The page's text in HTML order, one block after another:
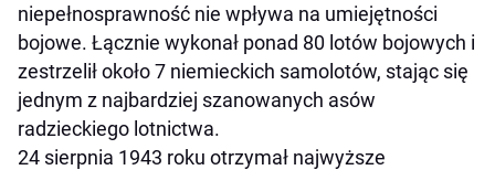
niepełnosprawność nie wpływa na umiejętności
bojowe. Łącznie wykonał ponad 80 lotów bojowych i
zestrzelił około 7 niemieckich samolotów, stając się
jednym z najbardziej szanowanych asów
radzieckiego lotnictwa.
24 sierpnia 1943 roku otrzymał najwyższe